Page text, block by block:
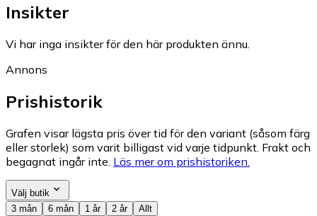
Insikter
Vi har inga insikter för den här produkten ännu.
Annons
Prishistorik
Grafen visar lägsta pris över tid för den variant (såsom färg
eller storlek) som varit billigast vid varje tidpunkt. Frakt och
begagnat ingår inte. Läs mer om prishistoriken.
Välj butik
3 mån
6 mån 1 år 2 år Allt